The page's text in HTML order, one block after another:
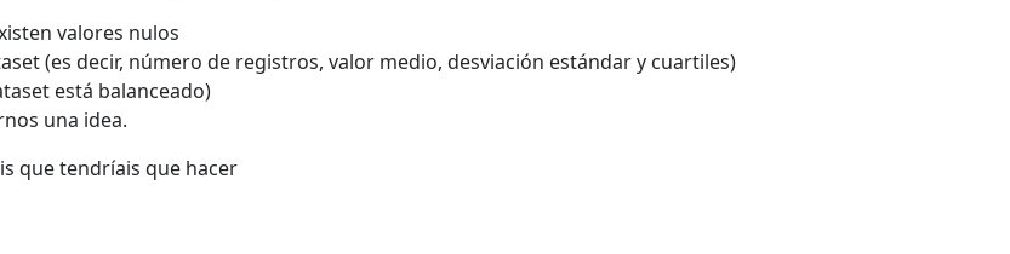
valores nulos
(es decir, número de registros, valor medio, desviación estándar y cuartiles)
está balanceado)
una idea.
que tendríais que hacer